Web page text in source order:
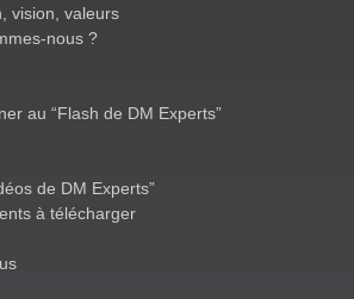
vision, valeurs
nous ?
au “Flash de DM Experts”
de DM Experts”
à télécharger